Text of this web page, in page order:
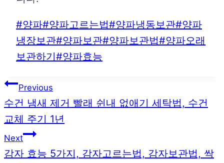
Post
Tags:
#양파#양파고르는법#양파냉동보관#양파
냉장보관#양파보관#양파보관법#양파오래
보관하기 #양파효능
글
탐
색
Previous
수건 냄새 제거 빨래 쉰내 없애기 세탁법, 수건
교체 주기 1년
Next
감자 효능 5가지, 감자고르는법, 감자보관법, 싹